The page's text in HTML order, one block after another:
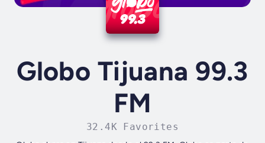
Globo Tijuana 99.3
FM
32.4K Favorites